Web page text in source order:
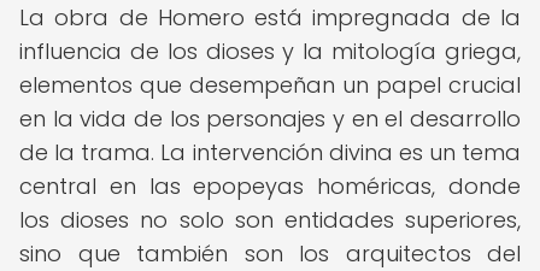
La obra de Homero está impregnada de la
influencia de los dioses y la mitología griega,
elementos que desempeñan un papel crucial
en la vida de los personajes y en el desarrollo
de la trama. La intervención divina es un tema
central en las epopeyas homéricas, donde
los dioses no solo son entidades superiores,
sino que también son los arquitectos del